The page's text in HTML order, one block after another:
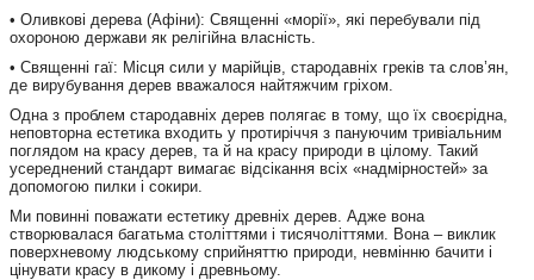
• Оливкові дерева (Афіни): Священні «морії», які перебували під
охороною держави як релігійна власність.
• Священні гаї: Місця сили у марійців, стародавніх греків та слов’ян,
де вирубування дерев вважалося найтяжчим гріхом.
Одна з проблем стародавніх дерев полягає в тому, що їх своєрідна,
неповторна естетика входить у протиріччя з пануючим тривіальним
поглядом на красу дерев, та й на красу природи в цілому. Такий
усереднений стандарт вимагає відсікання всіх «надмірностей» за
допомогою пилки і сокири.
Ми повинні поважати естетику древніх дерев. Адже вона
створювалася багатьма століттями і тисячоліттями. Вона – виклик
поверхневому людському сприйняттю природи, невмінню бачити і
цінувати красу в дикому і древньому.